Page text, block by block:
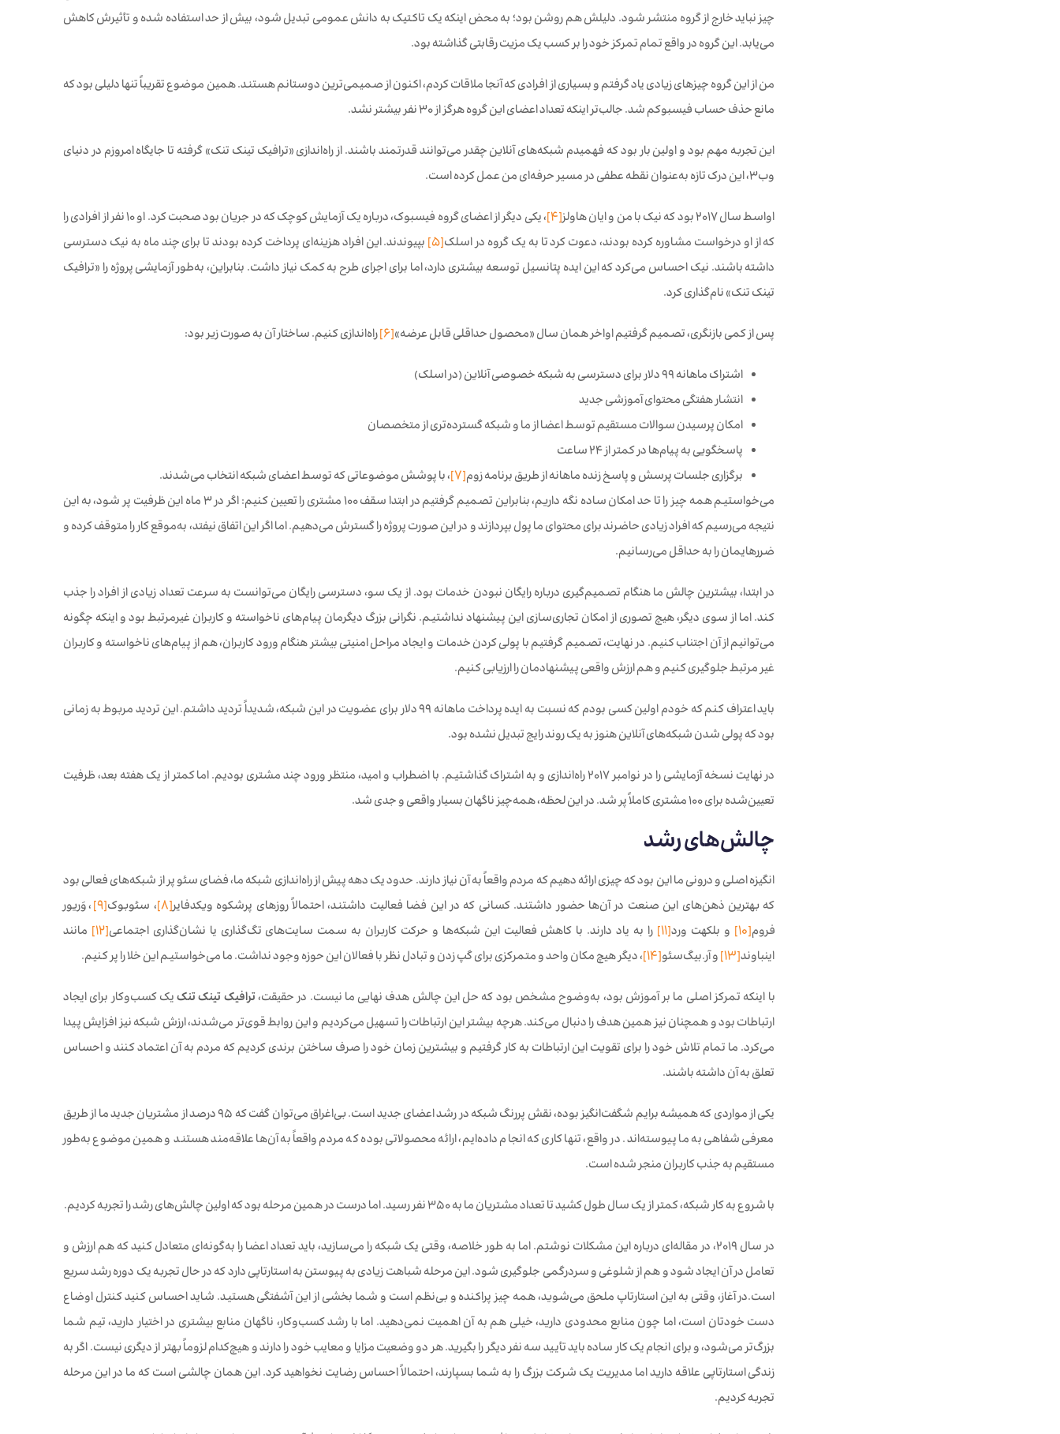
چیز نباید خارج از گروه منتشر شود. دلیلش هم روشن بود؛‌ به محض اینکه یک تاکتیک به دانش عمومی تبدیل شود، بیش از حد استفاده شده و تأثیرش کاهش
می‌یابد. این گروه در واقع تمام تمرکز خود را بر کسب یک مزیت رقابتی گذاشته بود.
من از این گروه چیزهای زیادی یاد گرفتم و بسیاری از افرادی که آنجا ملاقات کردم، اکنون از صمیمی‌ترین دوستانم هستند. همین موضوع تقریباً تنها دلیلی بود که
مانع حذف حساب فیسبوکم شد. جالب‌تر اینکه تعداد اعضای این گروه هرگز از ۳۰ نفر بیشتر نشد.
این تجربه مهم بود و اولین بار بود که فهمیدم شبکه‌های آنلاین چقدر می‌توانند قدرتمند باشند. از راه‌اندازی «ترافیک تینک تنک» گرفته تا جایگاه امروزم در دنیای
وب3، این درک تازه به‌عنوان نقطه عطفی در مسیر حرفه‌ای من عمل کرده است.
اواسط سال 2017 بود که نیک با من و ایان هاولز [4]
، یکی دیگر از اعضای گروه فیسبوک، درباره یک آزمایش کوچک که در جریان بود صحبت کرد. او ۱۰ نفر از افرادی را
که از او درخواست مشاوره کرده بودند، دعوت کرد تا به یک گروه در اسلک[5]
بپیوندند. این افراد هزینه‌ای پرداخت کرده بودند تا برای چند ماه به نیک دسترسی
داشته باشند. نیک احساس می‌کرد که این ایده پتانسیل توسعه بیشتری دارد، اما برای اجرای طرح به کمک نیاز داشت. بنابراین، به‌طور آزمایشی پروژه را «ترافیک
تینک تنک» نام‌گذاری کرد.
پس از کمی بازنگری، تصمیم گرفتیم اواخر همان سال «محصول حداقلی قابل عرضه»[6] راه‌اندازی کنیم. ساختار آن به صورت زیر بود:
اشتراک ماهانه 99 دلار برای دسترسی به شبکه خصوصی آنلاین (در اسلک)
انتشار هفتگی محتوای آموزشی جدید
امکان پرسیدن سوالات مستقیم توسط اعضا از ما و شبکه گسترده‌تری از متخصصان
پاسخگویی به پیام‌ها در کمتر از ۲۴ ساعت
برگزاری جلسات پرسش و پاسخ زنده ماهانه از طریق برنامه زوم[7]
، با پوشش موضوعاتی که توسط اعضای شبکه انتخاب می‌شدند.
می‌خواستیم همه چیز را تا حد امکان ساده نگه داریم، بنابراین تصمیم گرفتیم در ابتدا سقف 100 مشتری را تعیین کنیم: اگر در 3 ماه این ظرفیت پر شود، به این
نتیجه می‌رسیم که افراد زیادی حاضرند برای محتوای ما پول بپردازند و در این صورت پروژه را گسترش می‌دهیم. اما اگر این اتفاق نیفتد، به‌موقع کار را متوقف کرده و
ضررهایمان را به حداقل می‌رسانیم.
در ابتدا، بیشترین چالش ما هنگام تصمیم‌گیری درباره رایگان نبودن خدمات بود. از یک سو، دسترسی رایگان می‌توانست به سرعت تعداد زیادی از افراد را جذب
کند. اما از سوی دیگر، هیچ تصوری از امکان تجاری‌سازی این پیشنهاد نداشتیم. نگرانی بزرگ دیگرمان پیام‌های ناخواسته و کاربران غیرمرتبط بود و اینکه چگونه
می‌توانیم از آن اجتناب کنیم. در نهایت، تصمیم گرفتیم با پولی کردن خدمات و ایجاد مراحل امنیتی بیشتر هنگام ورود کاربران، هم از پیام‌های ناخواسته و کاربران
غیر مرتبط جلوگیری کنیم و هم ارزش واقعی پیشنهادمان را ارزیابی کنیم.
باید اعتراف کنم که خودم اولین کسی بودم که نسبت به ایده پرداخت ماهانه ۹۹ دلار برای عضویت در این شبکه، شدیداً تردید داشتم. این تردید مربوط به زمانی
بود که پولی شدن شبکه‌های آنلاین هنوز به یک روند رایج تبدیل نشده بود.
در نهایت نسخه آزمایشی را در نوامبر ۲۰۱۷ راه‌اندازی و به اشتراک گذاشتیم. با اضطراب و امید، منتظر ورود چند مشتری بودیم. اما کمتر از یک هفته بعد، ظرفیت
تعیین‌شده برای ۱۰۰ مشتری کاملاً پر شد. در این لحظه، همه‌چیز ناگهان بسیار واقعی و جدی شد.
چالش‌های رشد
انگیزه اصلی و درونی ما این بود که چیزی ارائه دهیم که مردم واقعاً به آن نیاز دارند. حدود یک دهه پیش از راه‌اندازی شبکه ما، فضای سئو پر از شبکه‌های فعالی بود
که بهترین ذهن‌های این صنعت در آن‌ها حضور داشتند. کسانی که در این فضا فعالیت داشتند، احتمالاً روزهای پرشکوه ویکدفایر[8] ، سئوبوک[9]
، وَریور
فروم[10] و بلکهت ورد[11] را به یاد دارند. با کاهش فعالیت این شبکه‌ها و حرکت کاربران به سمت سایت‌های تگ‌گذاری یا نشان‌گذاری اجتماعی[12]
مانند
اینباوند[13] و آر.بیگ‌سئو[14] ، دیگر هیچ مکان واحد و متمرکزی برای گپ زدن و تبادل نظر با فعالان این حوزه وجود نداشت. ما می‌خواستیم این خلا را پر کنیم.
با اینکه تمرکز اصلی ما بر آموزش بود، به‌وضوح مشخص بود که حل این چالش هدف نهایی ما نیست. در حقیقت،ترافیک تینک تنکیک کسب‌وکار برای ایجاد
ارتباطات بود و همچنان نیز همین هدف را دنبال می‌کند. هرچه بیشتر این ارتباطات را تسهیل می‌کردیم و این روابط قوی‌تر می‌شدند، ارزش شبکه نیز افزایش پیدا
می‌کرد. ما تمام تلاش خود را برای تقویت این ارتباطات به کار گرفتیم و بیشترین زمان خود را صرف ساختن برندی کردیم که مردم به آن اعتماد کنند و احساس
تعلق به آن داشته باشند.
یکی از مواردی که همیشه برایم شگفت‌انگیز بوده، نقش پررنگ شبکه در رشد اعضای جدید است. بی‌اغراق می‌توان گفت که ۹۵ درصد از مشتریان جدید ما از طریق
معرفی شفاهی به ما پیوسته‌اند. در واقع، تنها کاری که انجام داده‌ایم، ارائه محصولاتی بوده که مردم واقعاً به آن‌ها علاقه‌مند هستند و همین موضوع به‌طور
مستقیم به جذب کاربران منجر شده است.
با شروع به کار شبکه، کمتر از یک سال طول کشید تا تعداد مشتریان ما به 350 نفر رسید. اما درست در همین مرحله بود که اولین چالش‌های رشد را تجربه کردیم.
در سال ۲۰۱۹، در مقاله‌ای درباره این مشکلات نوشتم. اما به طور خلاصه، وقتی یک شبکه را می‌سازید، باید تعداد اعضا را به‌گونه‌ای متعادل کنید که هم ارزش و
تعامل در آن ایجاد شود و هم از شلوغی و سردرگمی جلوگیری شود. این مرحله شباهت زیادی به پیوستن به استارتاپی دارد که در حال تجربه یک دوره رشد سریع
است.در آغاز، وقتی به این استارتاپ ملحق می‌شوید، همه چیز پراکنده و بی‌نظم است و شما بخشی از این آشفتگی هستید. شاید احساس کنید کنترل اوضاع
دست خودتان است، اما چون منابع محدودی دارید، خیلی هم به آن اهمیت نمی‌دهید. اما با رشد کسب‌وکار، ناگهان منابع بیشتری در اختیار دارید، تیم شما
بزرگ‌تر می‌شود، و برای انجام یک کار ساده باید تأیید سه نفر دیگر را بگیرید. هر دو وضعیت مزایا و معایب خود را دارند و هیچ‌کدام لزوماً بهتر از دیگری نیست. اگر به
زندگی استارتاپی علاقه دارید اما مدیریت یک شرکت بزرگ را به شما بسپارند، احتمالاً احساس رضایت نخواهید کرد. این همان چالشی است که ما در این مرحله
تجربه کردیم.